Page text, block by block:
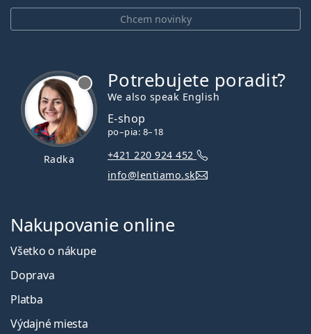
Chcem novinky
Radka
Potrebujete poradiť?
We also speak English
E-shop
po–pia: 8–18
+421 220 924 452
info@lentiamo.sk
Nakupovanie online
Všetko o nákupe
Doprava
Platba
Výdajné miesta